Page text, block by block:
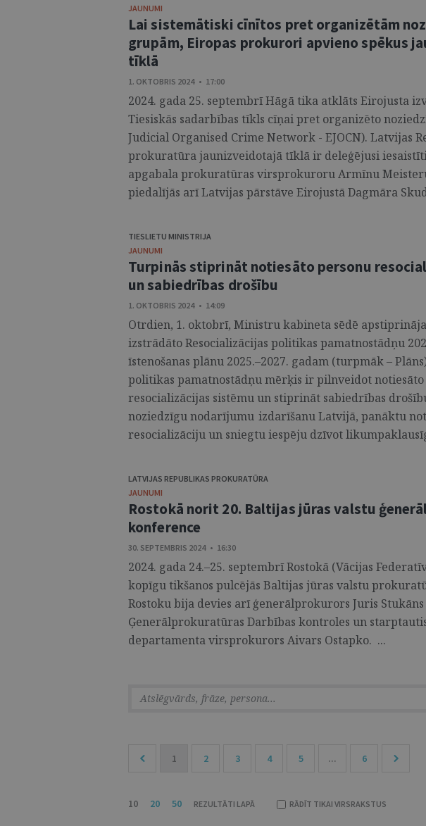
JAUNUMI
Lai sistemātiski cīnītos pret organizētām
grupām, Eiropas prokurori apvieno spēkus
tīklā
1. OKTOBRIS 2024 • 17:00
2024. gada 25. septembrī Hāgā tika atklāts Eirojusta
Tiesiskās sadarbības tīkls cīņai pret organizēto
Judicial Organised Crime Network - EJOCN). Latvijas
prokuratūra jaunizveidotajā tīklā ir deleģējusi
apgabala prokuratūras virsprokuroru Armīnu
piedalījās arī Latvijas pārstāve Eirojustā Dagmāra
TIESLIETU MINISTRIJA
JAUNUMI
Turpinās stiprināt notiesāto personu
un sabiedrības drošību
1. OKTOBRIS 2024 • 14:09
Otrdien, 1. oktobrī, Ministru kabineta sēdē
izstrādāto Resocializācijas politikas pamatnostādņu
īstenošanas plānu 2025.–2027. gadam (turpmāk –
politikas pamatnostādņu mērķis ir pilnveidot
resocializācijas sistēmu un stiprināt sabiedrības
noziedzīgu nodarījumu izdarīšanu Latvijā, panāktu
resocializāciju un sniegtu iespēju dzīvot
LATVIJAS REPUBLIKAS PROKURATŪRA
JAUNUMI
Rostokā norit 20. Baltijas jūras valstu
konference
30. SEPTEMBRIS 2024 • 16:30
2024. gada 24.–25. septembrī Rostokā (Vācijas
kopīgu tikšanos pulcējās Baltijas jūras valstu
Rostoku bija devies arī ģenerālprokurors Juris
Ģenerālprokuratūras Darbības kontroles un
departamenta virsprokurors Aivars Ostapko. ...
1 2 3 4 5 ... 6
10 20 50 REZULTĀTI LAPĀ RĀDĪT TIKAI VIRSRAKSTUS